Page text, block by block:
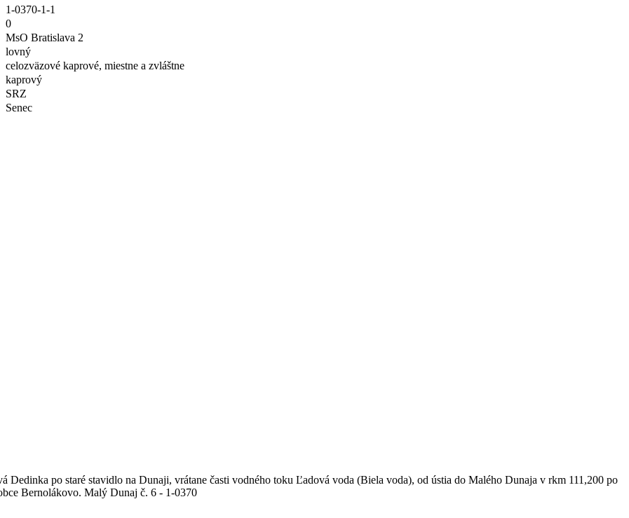
1-0370-1-1
0
MsO Bratislava 2
lovný
celozväzové kaprové, miestne a zvláštne
kaprový
SRZ
Senec
Dedinka po staré stavidlo na Dunaji, vrátane časti vodného toku Ľadová voda (Biela voda), od ústia do Malého Dunaja v rkm 111,200 po
Bernolákovo. Malý Dunaj č. 6 - 1-0370